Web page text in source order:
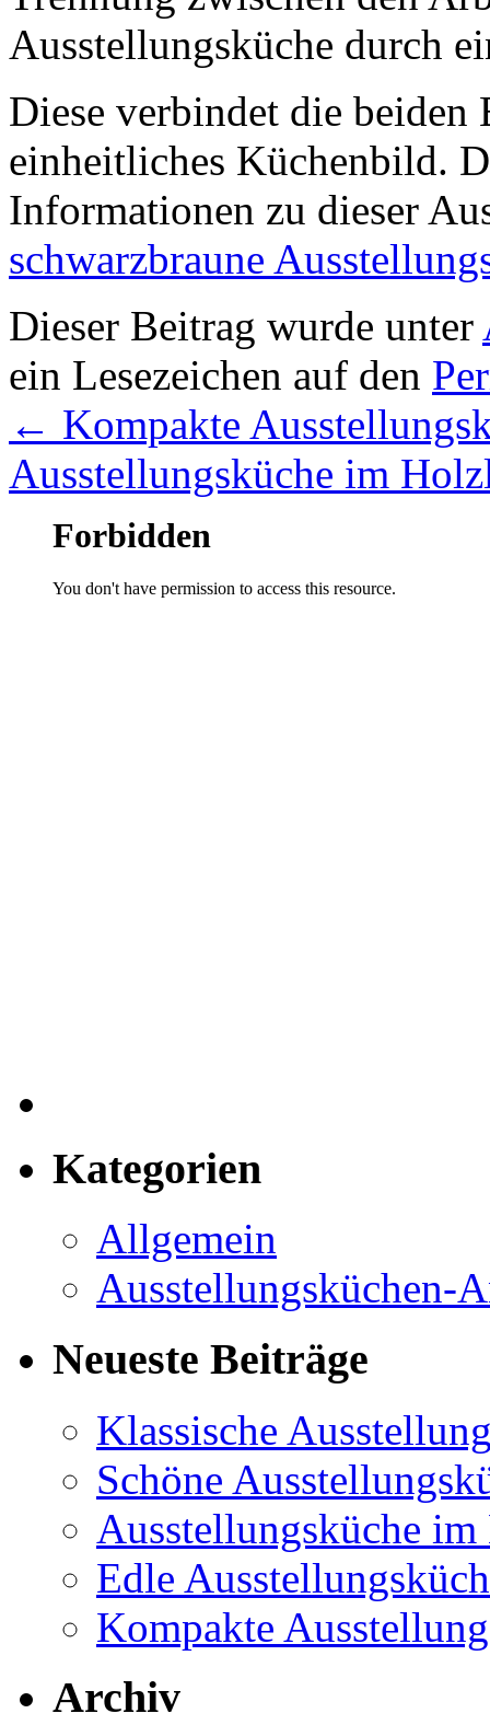
Ausstellungsküche durch
Diese verbindet die beiden
einheitliches Küchenbild.
Informationen zu dieser
schwarzbraune
Dieser Beitrag wurde unter
ein Lesezeichen auf den
← Kompakte
Ausstellungsküche im
Kategorien
Allgemein
Ausstellungsküchen-
Neueste Beiträge
Klassische
Schöne
Ausstellungsküche
Edle
Kompakte
Archiv